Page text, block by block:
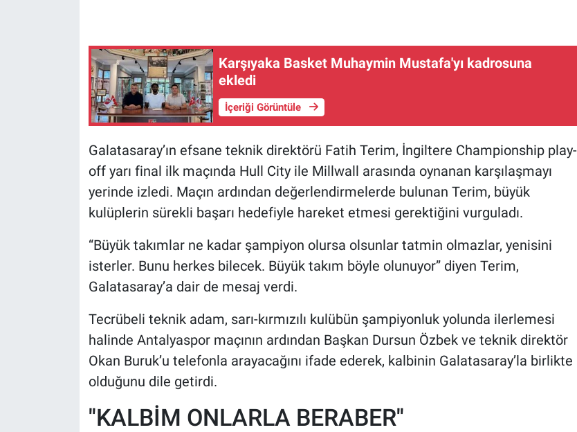
Karşıyaka Basket Muhaymin Mustafa'yı kadrosuna
ekledi
İçeriği Görüntüle
Galatasaray’ın efsane teknik direktörü Fatih Terim, İngiltere Championship play-
off yarı final ilk maçında Hull City ile Millwall arasında oynanan karşılaşmayı
yerinde izledi. Maçın ardından değerlendirmelerde bulunan Terim, büyük
kulüplerin sürekli başarı hedefiyle hareket etmesi gerektiğini vurguladı.
“Büyük takımlar ne kadar şampiyon olursa olsunlar tatmin olmazlar, yenisini
isterler. Bunu herkes bilecek. Büyük takım böyle olunuyor” diyen Terim,
Galatasaray’a dair de mesaj verdi.
Tecrübeli teknik adam, sarı-kırmızılı kulübün şampiyonluk yolunda ilerlemesi
halinde Antalyaspor maçının ardından Başkan Dursun Özbek ve teknik direktör
Okan Buruk’u telefonla arayacağını ifade ederek, kalbinin Galatasaray’la birlikte
olduğunu dile getirdi.
''KALBİM ONLARLA BERABER''